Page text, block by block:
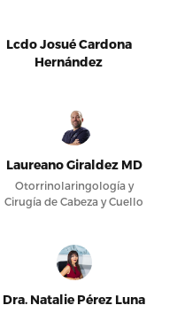
Lcdo Josué Cardona
Hernández
Laureano Giraldez MD
Otorrinolaringología y
Cirugía de Cabeza y Cuello
Dra. Natalie Pérez Luna